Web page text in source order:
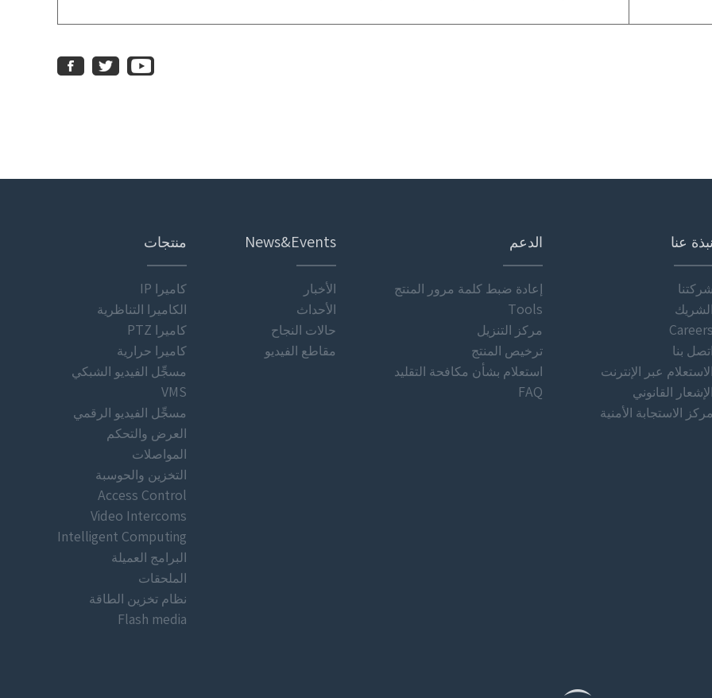
منتجات
كاميرا IP
الكاميرا التناظرية
كاميرا PTZ
كاميرا حرارية
مسجِّل الفيديو الشبكي
VMS
مسجِّل الفيديو الرقمي
العرض والتحكم
المواصلات
التخزين والحوسبة
Access Control
Video Intercoms
Intelligent Computing
البرامج العميلة
الملحقات
نظام تخزين الطاقة
Flash media
News&Events
الأخبار
الأحداث
حالات النجاح
مقاطع الفيديو
الدعم
إعادة ضبط كلمة مرور المنتج
Tools
مركز التنزيل
ترخيص المنتج
استعلام بشأن مكافحة التقليد
FAQ
عنا
بنا
عبر الإنترنت
القانوني
الاستجابة الأمنية